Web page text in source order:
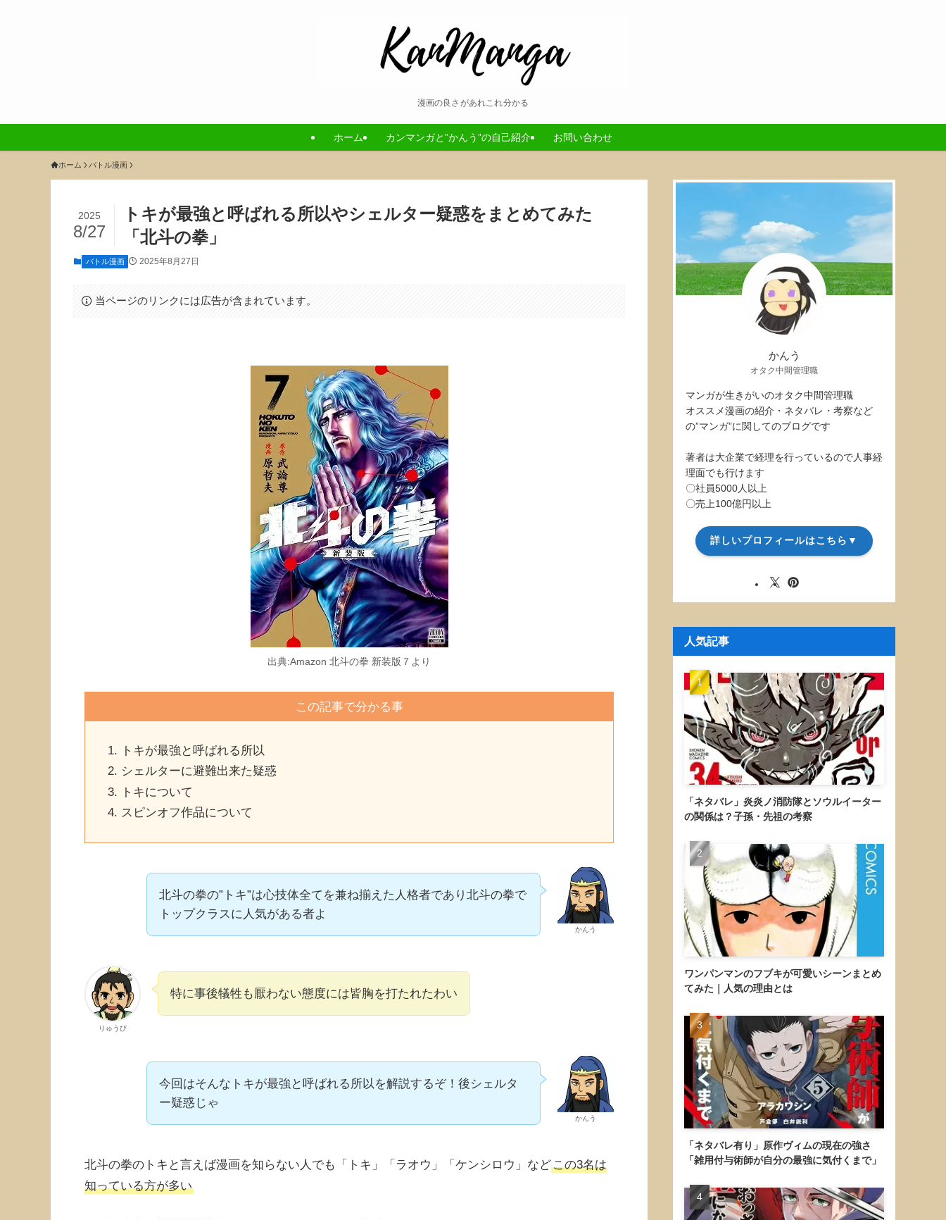
漫画の良さがあれこれ分かる
ホーム カンマンガと”かんう”の自己紹介 お問い合わせ
ホーム バトル漫画
トキが最強と呼ばれる所以やシェルター疑惑をまとめてみた
「北斗の拳」
2025
8/27
バトル漫画 2025年8月27日
当ページのリンクには広告が含まれています。
出典:Amazon 北斗の拳 新装版７より
この記事で分かる事
トキが最強と呼ばれる所以
シェルターに避難出来た疑惑
トキについて
スピンオフ作品について
かんう
北斗の拳の”トキ”は心技体全てを兼ね揃えた人格者であり北斗の拳で
トップクラスに人気がある者よ
りゅうび
特に事後犠牲も厭わない態度には皆胸を打たれたわい
かんう
今回はそんなトキが最強と呼ばれる所以を解説するぞ！後シェルタ
ー疑惑じゃ
北斗の拳のトキと言えば漫画を知らない人でも「トキ」「ラオウ」「ケンシロウ」などこの3名は
知っている方が多い
かんう
オタク中間管理職
マンガが生きがいのオタク中間管理職
オススメ漫画の紹介・ネタバレ・考察など
の”マンガ”に関してのブログです
著者は大企業で経理を行っているので人事経
理面でも行けます
〇社員5000人以上
〇売上100億円以上
詳しいプロフィールはこちら▼
人気記事
「ネタバレ」炎炎ノ消防隊とソウルイーター
の関係は？子孫・先祖の考察
ワンパンマンのフブキが可愛いシーンまとめ
てみた｜人気の理由とは
「ネタバレ有り」原作ヴィムの現在の強さ
「雑用付与術師が自分の最強に気付くまで」